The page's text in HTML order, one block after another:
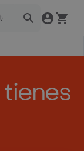
tienes